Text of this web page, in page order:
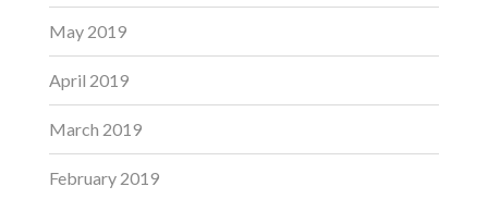
May 2019
April 2019
March 2019
February 2019